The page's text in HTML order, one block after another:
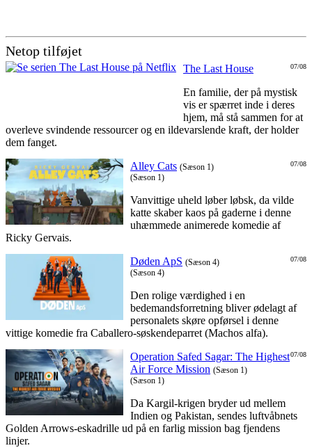
Netop tilføjet
07/08
The Last House
En familie, der på mystisk
vis er spærret inde i deres
hjem, må stå sammen for at
overleve svindende ressourcer og en ildevarslende kraft, der holder
dem fanget.
07/08
Alley Cats (Sæson 1)
(Sæson 1)
Vanvittige uheld løber løbsk, da vilde
katte skaber kaos på gaderne i denne
uhæmmede animerede komedie af
Ricky Gervais.
07/08
Døden ApS (Sæson 4)
(Sæson 4)
Den rolige værdighed i en
bedemandsforretning bliver ødelagt af
personalets skøre opførsel i denne
vittige komedie fra Caballero-søskendeparret (Machos alfa).
07/08
Operation Safed Sagar: The Highest
Air Force Mission (Sæson 1)
(Sæson 1)
Da Kargil-krigen bryder ud mellem
Indien og Pakistan, sendes luftvåbnets
Golden Arrows-eskadrille ud på en farlig mission bag fjendens
linjer.